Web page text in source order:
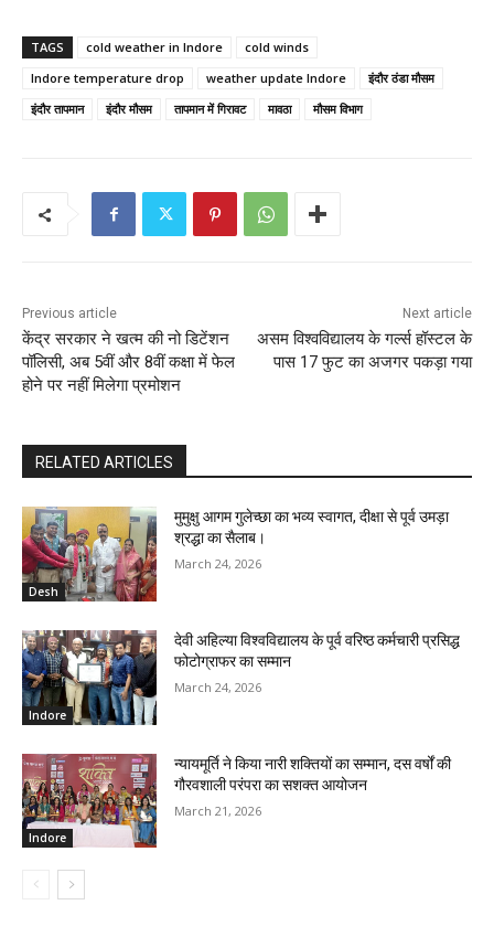
TAGS cold weather in Indore
cold winds
Indore temperature drop
weather update Indore
इंदौर ठंडा मौसम
इंदौर तापमान
इंदौर मौसम तापमान में गिरावट मावठा मौसम विभाग
Previous article
केंद्र सरकार ने खत्म की नो डिटेंशन
पॉलिसी, अब 5वीं और 8वीं कक्षा में फेल
होने पर नहीं मिलेगा प्रमोशन
Next article
असम विश्वविद्यालय के गर्ल्स हॉस्टल के
पास 17 फुट का अजगर पकड़ा गया
RELATED ARTICLES
Desh
मुमुक्षु आगम गुलेच्छा का भव्य स्वागत, दीक्षा से पूर्व उमड़ा
श्रद्धा का सैलाब।
March 24, 2026
Indore
देवी अहिल्या विश्वविद्यालय के पूर्व वरिष्ठ कर्मचारी प्रसिद्ध
फोटोग्राफर का सम्मान
March 24, 2026
Indore
न्यायमूर्ति ने किया नारी शक्तियों का सम्मान, दस वर्षों की
गौरवशाली परंपरा का सशक्त आयोजन
March 21, 2026